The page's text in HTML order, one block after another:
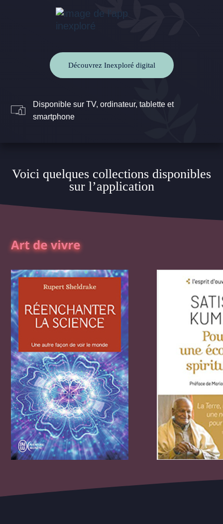
Découvrez Inexploré digital
Disponible sur TV, ordinateur, tablette et
smartphone
Voici quelques collections disponibles
sur l’application